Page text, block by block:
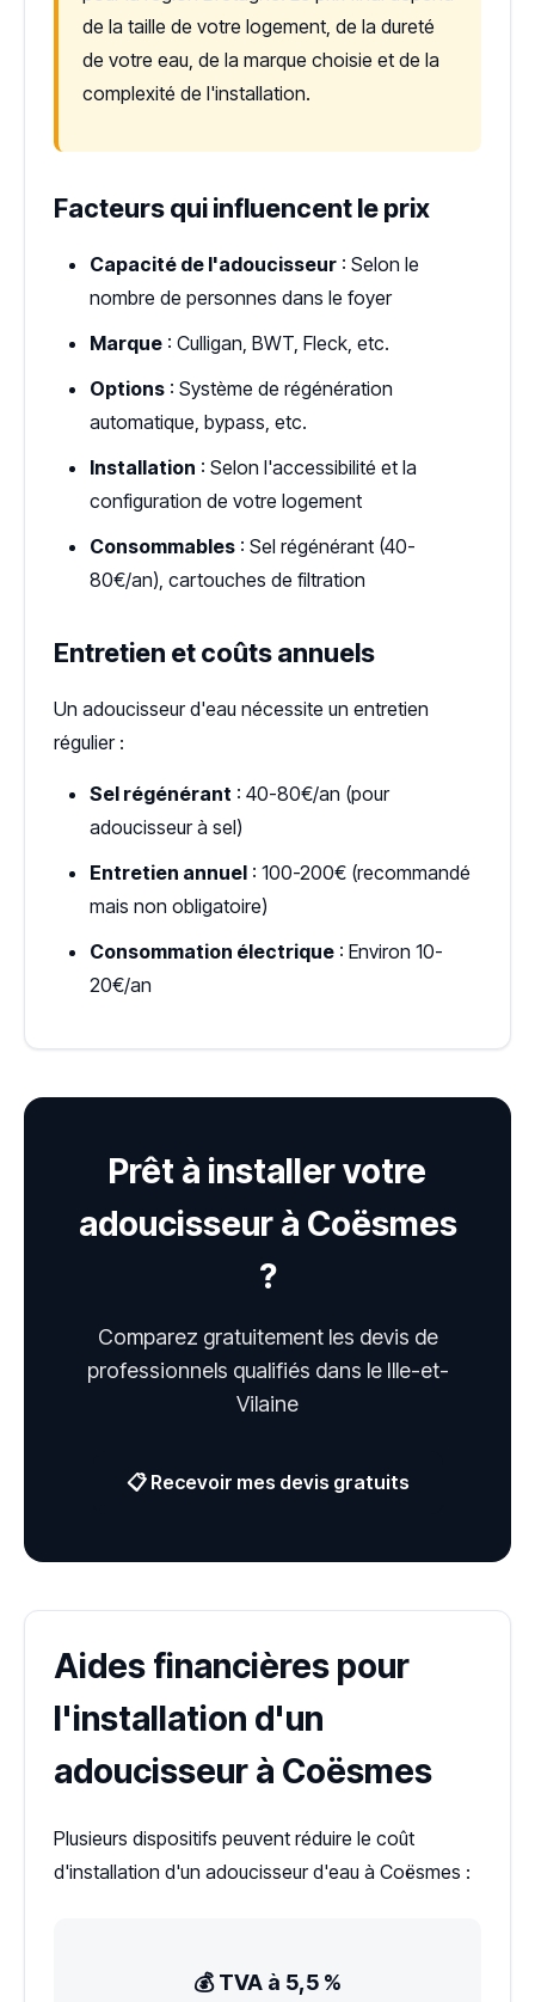
de la taille de votre logement, de la dureté
de votre eau, de la marque choisie et de la
complexité de l'installation.
Facteurs qui influencent le prix
Capacité de l'adoucisseur : Selon le
nombre de personnes dans le foyer
Marque : Culligan, BWT, Fleck, etc.
Options : Système de régénération
automatique, bypass, etc.
Installation : Selon l'accessibilité et la
configuration de votre logement
Consommables : Sel régénérant (40-
80€/an), cartouches de filtration
Entretien et coûts annuels
Un adoucisseur d'eau nécessite un entretien
régulier :
Sel régénérant : 40-80€/an (pour
adoucisseur à sel)
Entretien annuel : 100-200€ (recommandé
mais non obligatoire)
Consommation électrique : Environ 10-
20€/an
Prêt à installer votre
adoucisseur à Coësmes
?
Comparez gratuitement les devis de
professionnels qualifiés dans le Ille-et-
Vilaine
📋 Recevoir mes devis gratuits
Aides financières pour
l'installation d'un
adoucisseur à Coësmes
Plusieurs dispositifs peuvent réduire le coût
d'installation d'un adoucisseur d'eau à Coësmes :
💰 TVA à 5,5 %